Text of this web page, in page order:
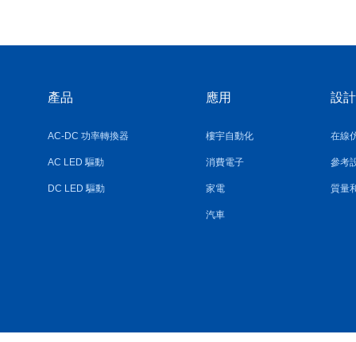
產品
AC-DC 功率轉換器
AC LED 驅動
DC LED 驅動
應用
樓宇自動化
消費電子
家電
汽車
設
在線
參考
質量